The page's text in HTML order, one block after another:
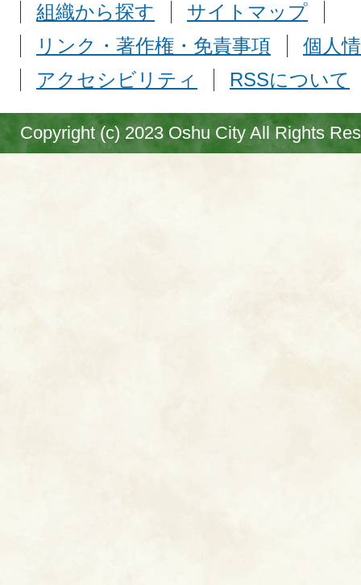
組織から探す
サイトマップ
リンク・著作権・免責事項
個人
アクセシビリティ
RSSについて
Copyright (c) 2023 Oshu City All Rights